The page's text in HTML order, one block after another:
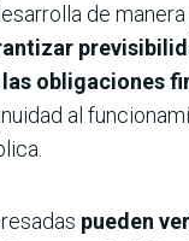
de
obligaciones
al
pueden